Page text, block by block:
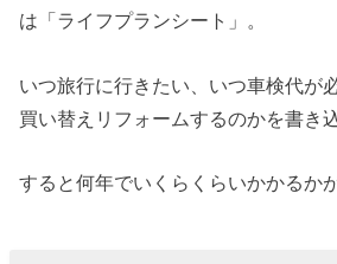
は「ライフプランシート」。
いつ旅行に行きたい、いつ車検代が
買い替えリフォームするのかを書き
すると何年でいくらくらいかかるか